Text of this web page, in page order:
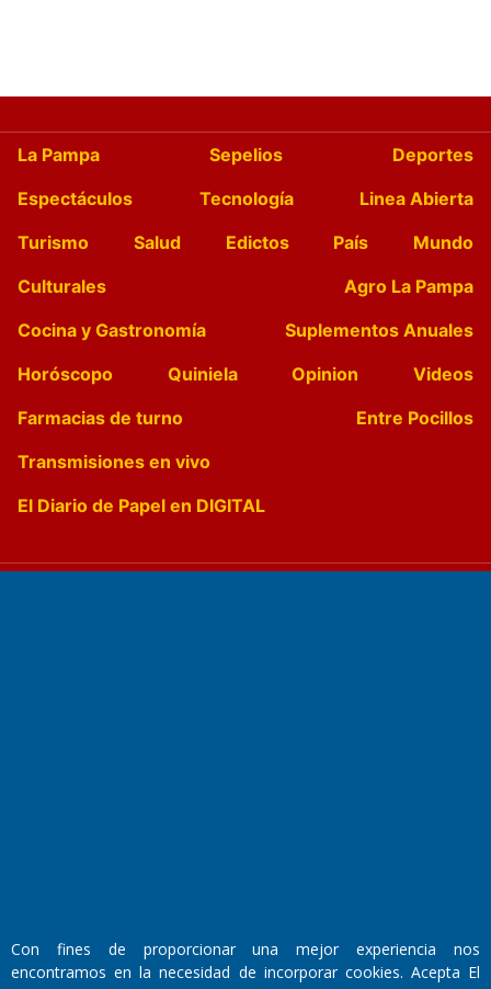
La Pampa Sepelios
Deportes
Espectáculos
Tecnología
Linea Abierta
Turismo
Salud Edictos País
Mundo
Culturales
Agro La Pampa
Cocina y Gastronomía
Suplementos Anuales
Horóscopo
Quiniela Opinion
Videos
Farmacias de turno
Entre Pocillos
Transmisiones en vivo
El Diario de Papel en DIGITAL
Walter René Goñi
Con fines de proporcionar una mejor experiencia nos
encontramos en la necesidad de incorporar cookies. Acepta El